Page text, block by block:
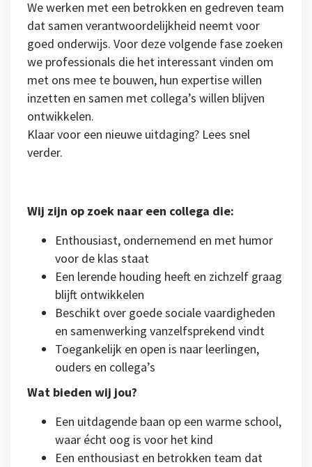
We werken met een betrokken en gedreven team
dat samen verantwoordelijkheid neemt voor
goed onderwijs. Voor deze volgende fase zoeken
we professionals die het interessant vinden om
met ons mee te bouwen, hun expertise willen
inzetten en samen met collega’s willen blijven
ontwikkelen.
Klaar voor een nieuwe uitdaging? Lees snel
verder.
Wij zijn op zoek naar een collega die:
Enthousiast, ondernemend en met humor
voor de klas staat
Een lerende houding heeft en zichzelf graag
blijft ontwikkelen
Beschikt over goede sociale vaardigheden
en samenwerking vanzelfsprekend vindt
Toegankelijk en open is naar leerlingen,
ouders en collega’s
Wat bieden wij jou?
Een uitdagende baan op een warme school,
waar écht oog is voor het kind
Een enthousiast en betrokken team dat